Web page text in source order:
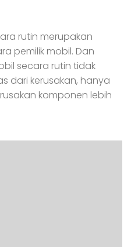
rutin merupakan
pemilik mobil. Dan
secara rutin tidak
dari kerusakan, hanya
komponen lebih